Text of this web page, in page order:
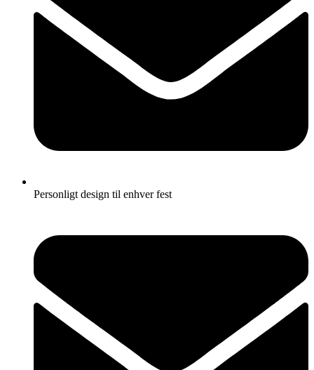
Personligt design til enhver fest